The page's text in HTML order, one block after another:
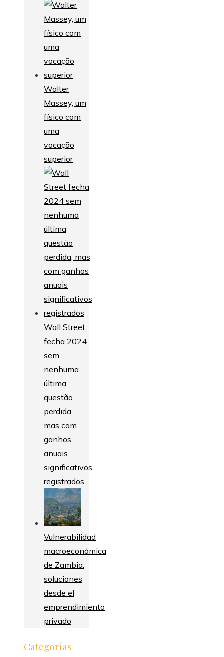
Walter
Massey, um
físico com
uma
vocação
superior
Wall Street
fecha 2024
sem
nenhuma
última
questão
perdida,
mas com
ganhos
anuais
significativos
registrados
Vulnerabilidad
macroeconómica
de Zambia:
soluciones
desde el
emprendimiento
privado
Categorías